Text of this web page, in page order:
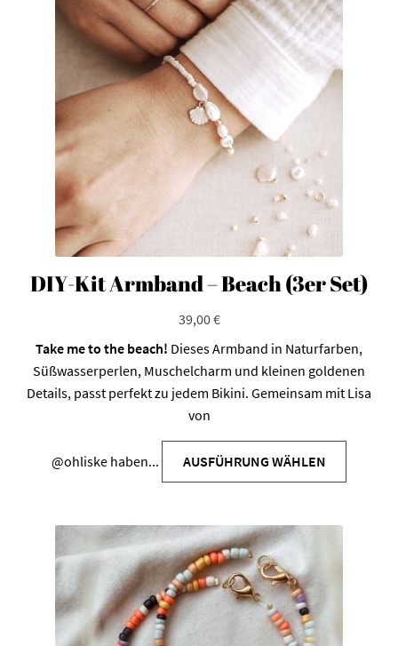
DIY-Kit Armband – Beach (3er Set)
39,00€
Take me to the beach! Dieses Armband in Naturfarben,
Süßwasserperlen, Muschelcharm und kleinen goldenen
Details, passt perfekt zu jedem Bikini. Gemeinsam mit Lisa
von
@ohliskehaben... AUSFÜHRUNG WÄHLEN